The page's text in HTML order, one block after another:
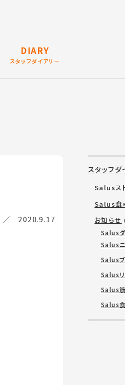
DIARY
スタッフダイアリー
／ 2020.9.17
スタッフ
Salusス
Salus食
お知らせ
Salusダ
Salus
Salus
Salus
Salus
Salus